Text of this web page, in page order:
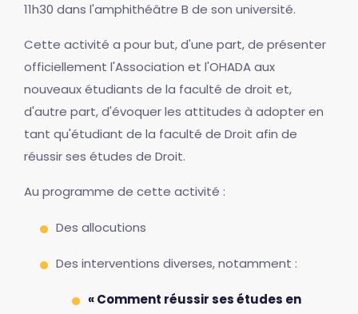
11h30 dans l'amphithéâtre B de son université.
Cette activité a pour but, d'une part, de présenter
officiellement l'Association et l'OHADA aux
nouveaux étudiants de la faculté de droit et,
d'autre part, d'évoquer les attitudes à adopter en
tant qu'étudiant de la faculté de Droit afin de
réussir ses études de Droit.
Au programme de cette activité :
Des allocutions
Des interventions diverses, notamment :
« Comment réussir ses études en